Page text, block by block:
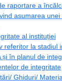
raportare a
asumarea
al instituției
referitor la stadiul
și în planul de
de integritate
Ghiduri/